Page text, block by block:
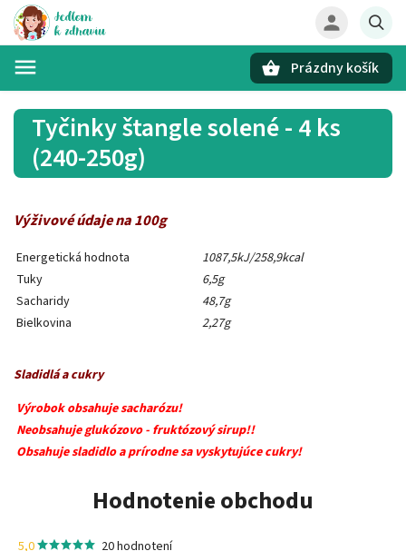
Prázdny košík
Tyčinky štangle solené - 4 ks
(240-250g)
Výživové údaje na 100g
Energetická hodnota
1087,5kJ/258,9kcal
Tuky
6,5g
Sacharidy
48,7g
Bielkovina
2,27g
Sladidlá a cukry
Výrobok obsahuje sacharózu!
Neobsahuje glukózovo - fruktózový sirup!!
Obsahuje sladidlo a prírodne sa vyskytujúce cukry!
Hodnotenie obchodu
5,0 20 hodnotení